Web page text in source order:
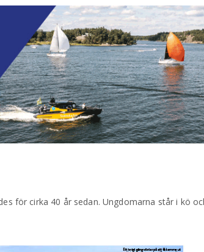
för cirka 40 år sedan. Ungdomarna står i kö